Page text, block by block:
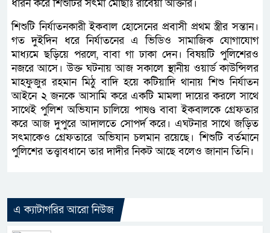
ধারন করে শিশুটির সৎমা মোছাঃ রাবেয়া আক্তার।
শিশুটি নির্যাতনকারী ইকবাল হোসেনের প্রবাসী প্রথম স্ত্রীর সন্তান।
গত দুইদিন ধরে নির্যাতনের এ ভিডিও সামাজিক যোগাযোগ
মাধ্যমে ছড়িয়ে পরলে, বাবা গা ঢাকা দেন। বিষয়টি পুলিশেরও
নজরে আসে। উক্ত ঘটনায় আজ সকালে স্থানীয় ওয়ার্ড কাউন্সিলর
মাহফুজুর রহমান মিঠু বাদি হয়ে কটিয়াদি থানায় শিশু নির্যাতন
আইনে ২ জনকে আসামি করে একটি মামলা দায়ের করলে সাথে
সাথেই পুলিশ অভিযান চালিয়ে পাষণ্ড বাবা ইকবালকে গ্রেফতার
করে আজ দুপুরে আদালতে সোপর্দ করে। এঘটনার সাথে জড়িত
সৎমাকেও গ্রেফতারে অভিযান চলমান রয়েছে। শিশুটি বর্তমানে
পুলিশের তত্ত্বাবধানে তার দাদীর নিকট আছে বলেও জানান তিনি।
এ ক্যাটাগরির আরো নিউজ